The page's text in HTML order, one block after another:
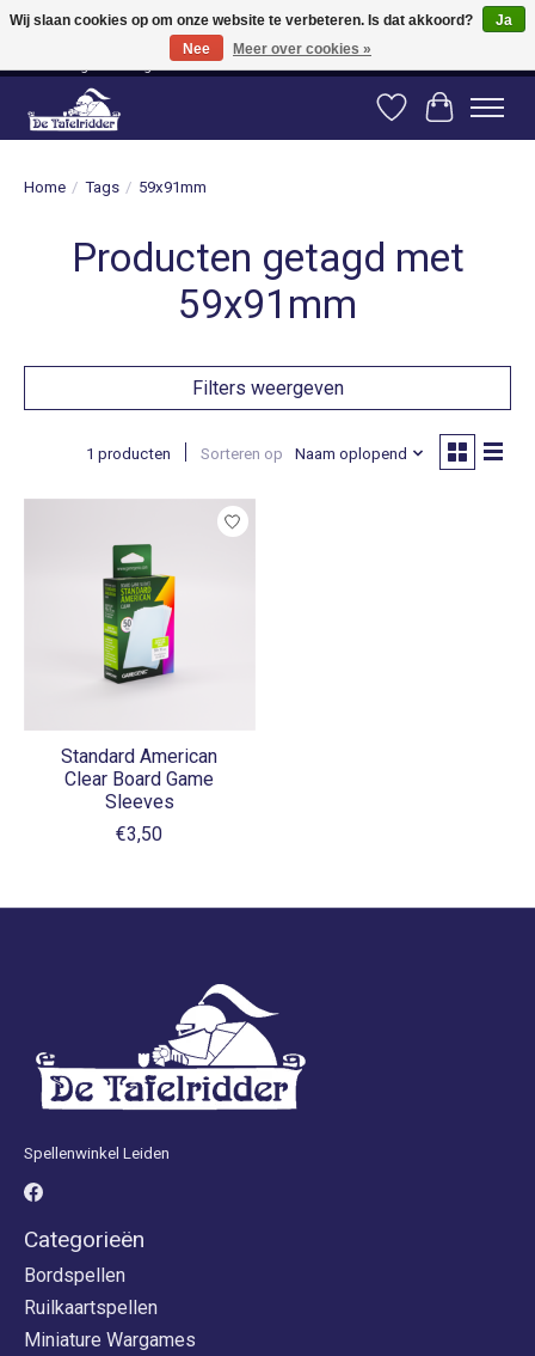
Vanaf 80 euro gratis verzending binnen Nederland! Vanaf 100 euro gratis
verzending naar België en Duitsland!
Verlanglijst
Home / Tags / 59x91mm
Producten getagd met
59x91mm
Filters weergeven
1 producten Sorteren op Naam oplopend
Standard American
Clear Board Game
Sleeves
€3,50
Spellenwinkel Leiden
Categorieën
Bordspellen
Ruilkaartspellen
Miniature Wargames
Wij slaan cookies op om onze website te verbeteren. Is dat akkoord?
Ja
Nee
Meer over cookies »